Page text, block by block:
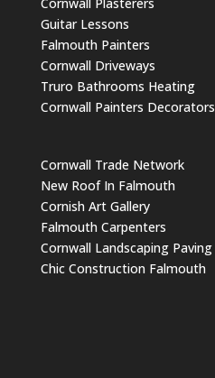
Guitar Lessons
Falmouth Painters
Cornwall Driveways
Truro Bathrooms Heating
Cornwall Painters Decorators
Cornwall Trade Network
New Roof In Falmouth
Cornish Art Gallery
Falmouth Carpenters
Cornwall Landscaping Paving
Chic Construction Falmouth